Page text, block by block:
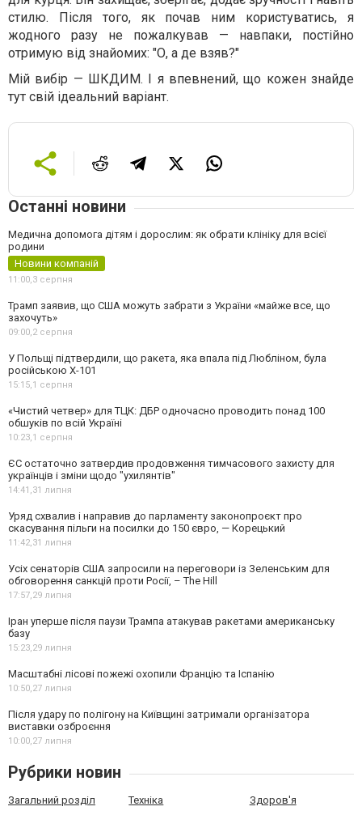
стилю. Після того, як почав ним користуватись, я
жодного разу не пожалкував — навпаки, постійно
отримую від знайомих: "О, а де взяв?"
Мій вибір — ШКДИМ. І я впевнений, що кожен знайде
тут свій ідеальний варіант.
Останні новини
Медична допомога дітям і дорослим: як обрати клініку для всієї
родини
Новини компаній
11:00,3 серпня
Трамп заявив, що США можуть забрати з України «майже все, що
захочуть»
09:00,2 серпня
У Польщі підтвердили, що ракета, яка впала під Любліном, була
російською Х-101
15:15,1 серпня
«Чистий четвер» для ТЦК: ДБР одночасно проводить понад 100
обшуків по всій Україні
10:23,1 серпня
ЄС остаточно затвердив продовження тимчасового захисту для
українців і зміни щодо "ухилянтів"
14:41,31 липня
Уряд схвалив і направив до парламенту законопроєкт про
скасування пільги на посилки до 150 євро, — Корецький
11:42,31 липня
Усіх сенаторів США запросили на переговори із Зеленським для
обговорення санкцій проти Росії, – The Hill
17:57,29 липня
Іран уперше після паузи Трампа атакував ракетами американську
базу
15:23,29 липня
Масштабні лісові пожежі охопили Францію та Іспанію
10:50,27 липня
Після удару по полігону на Київщині затримали організатора
виставки озброєння
10:00,27 липня
Рубрики новин
Загальний розділ Техніка Здоров'я